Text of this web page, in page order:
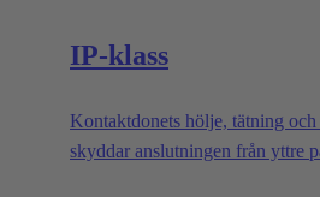
IP-klass
Kontaktdonets hölje, tätning och
skyddar anslutningen från yttre